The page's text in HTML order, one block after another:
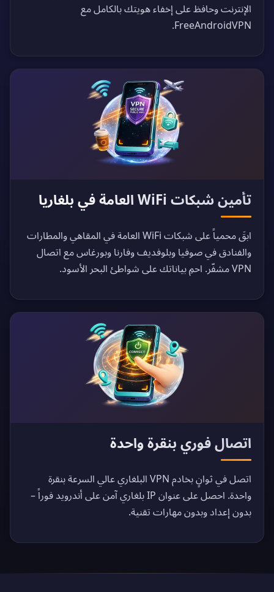
الإنترنت وحافظ على إخفاء هويتك بالكامل مع
FreeAndroidVPN.
تأمين شبكات WiFi العامة في بلغاريا
ابقَ محمياً على شبكات WiFi العامة في المقاهي والمطارات
والفنادق في صوفيا وبلوفديف وفارنا وبورغاس مع اتصال
VPN مشفّر. احمِ بياناتك على شواطئ البحر الأسود.
اتصال فوري بنقرة واحدة
اتصل في ثوانٍ بخادم VPN البلغاري عالي السرعة بنقرة
واحدة. احصل على عنوان IP بلغاري آمن على أندرويد فوراً –
بدون إعداد وبدون مهارات تقنية.